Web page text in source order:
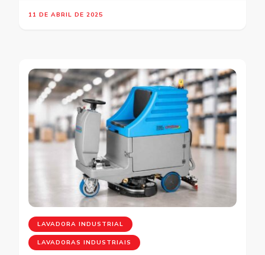
11 DE ABRIL DE 2025
LAVADORA INDUSTRIAL
LAVADORAS INDUSTRIAIS